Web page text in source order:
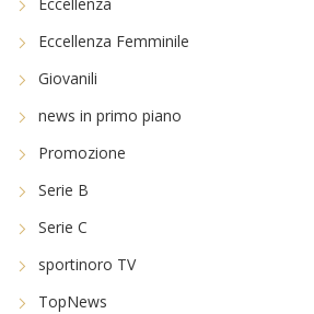
Eccellenza Femminile
Giovanili
news in primo piano
Promozione
Serie B
Serie C
sportinoro TV
TopNews